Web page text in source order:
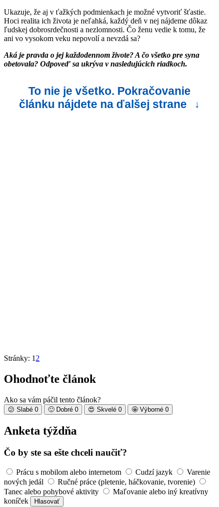
Ukazuje, že aj v ťažkých podmienkach je možné vytvoriť šťastie.
Hoci realita ich života je neľahká, každý deň v nej nájdeme dôkaz
ľudskej dobrosrdečnosti a nezlomnosti. Čo ženu vedie k tomu, že
ani vo vysokom veku nepovolí a nevzdá sa?
Aká je pravda o jej každodennom živote? A čo všetko pre syna
obetovala? Odpoveď sa ukrýva v nasledujúcich riadkoch.
To nie je všetko. Pokračovanie
článku nájdete na ďalšej strane
↓
Stránky: 1 2
Ohodnoťte článok
Ako sa vám páčil tento článok?
😕 Slabé 0 🙂 Dobré 0 😍 Skvelé 0 🤩 Výborné 0
Anketa týždňa
Čo by ste sa ešte chceli naučiť?
Prácu s mobilom alebo internetom Cudzí jazyk
Varenie
nových jedál
Ručné práce (pletenie, háčkovanie, tvorenie)
Tanec alebo pohybové aktivity
Maľovanie alebo iný kreatívny
koníček
Hlasovať